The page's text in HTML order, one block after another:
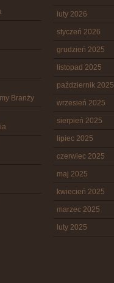
Branży
luty 2026
styczeń 2026
grudzień 2025
listopad 2025
październik 2025
wrzesień 2025
sierpień 2025
lipiec 2025
czerwiec 2025
maj 2025
kwiecień 2025
marzec 2025
luty 2025